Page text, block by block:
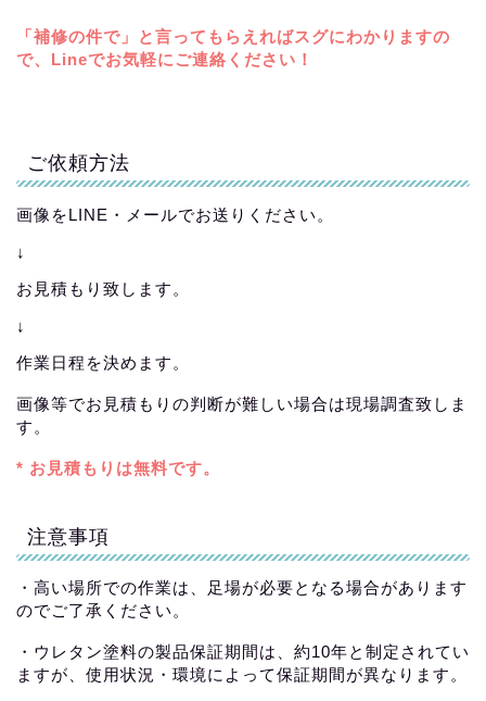
「補修の件で」と言ってもらえればスグにわかりますの
で、Lineでお気軽にご連絡ください！
ご依頼方法
画像をLINE・メールでお送りください。
↓
お見積もり致します。
↓
作業日程を決めます。
画像等でお見積もりの判断が難しい場合は現場調査致しま
す。
* お見積もりは無料です。
注意事項
・高い場所での作業は、足場が必要となる場合があります
のでご了承ください。
・ウレタン塗料の製品保証期間は、約10年と制定されてい
ますが、使用状況・環境によって保証期間が異なります。